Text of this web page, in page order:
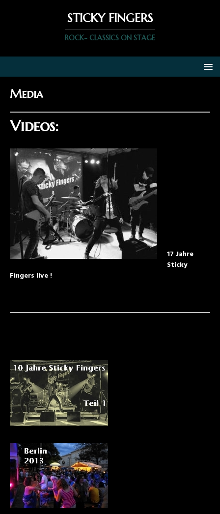
STICKY FINGERS
ROCK- CLASSICS ON STAGE
Media
Videos:
17 Jahre
Sticky
Fingers live !